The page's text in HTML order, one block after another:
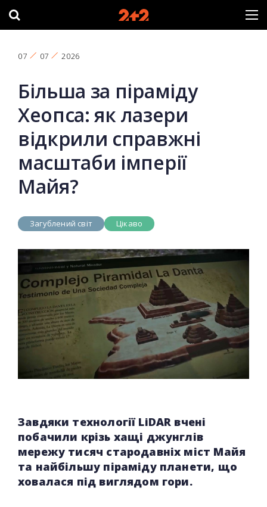
07 07 2026
Більша за піраміду
Хеопса: як лазери
відкрили справжні
масштаби імперії
Майя?
Загублений світ Цікаво
Завдяки технології LiDAR вчені
побачили крізь хащі джунглів
мережу тисяч стародавніх міст Майя
та найбільшу піраміду планети, що
ховалася під виглядом гори.